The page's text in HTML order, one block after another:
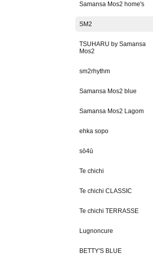
Samansa Mos2 home's
SM2
TSUHARU by Samansa
Mos2
sm2rhythm
Samansa Mos2 blue
Samansa Mos2 Lagom
ehka sopo
sō4ū
Te chichi
Te chichi CLASSIC
Te chichi TERRASSE
Lugnoncure
BETTY'S BLUE